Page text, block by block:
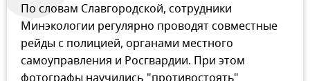
По словам Славгородской, сотрудники
Минэкологии регулярно проводят совместные
рейды с полицией, органами местного
самоуправления и Росгвардии. При этом